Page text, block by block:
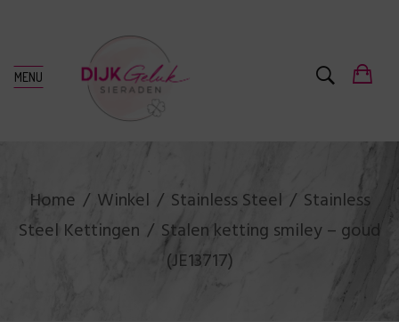
MENU
Home Winkel Stainless Steel
Stainless
Steel Kettingen
Stalen ketting smiley – goud
(JE13717)